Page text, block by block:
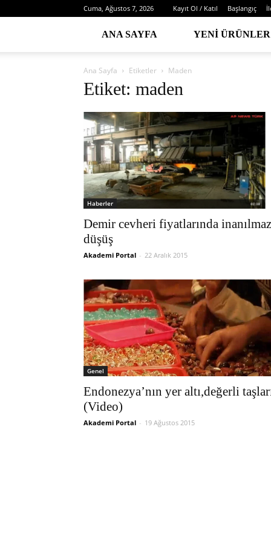
Cuma, Ağustos 7, 2026 Kayıt Ol / Katıl Başlangıç
ANA SAYFA YENI ÜRÜNLER
Ana Sayfa Etiketler Maden
Etiket: maden
Haberler
Demir cevheri fiyatlarında inanılmaz
düşüş
Akademi Portal - 22 Aralık 2015
Genel
Endonezya’nın yer altı,değerli
(Video)
Akademi Portal - 19 Ağustos 2015